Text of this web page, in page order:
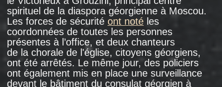
Les médecins ont établi que la mort
de Manana Djabelia était due à une maladie
coronarienne. Son corps a ététransportéen
Géorgie en décembre 2006 par un vol spécial
organisé par le gouvernement géorgien. Les
proches de Manana ont déclaré que le
médecin qui avait pratiqué l’autopsie leur avait
dit que c'était un crime de garder une femme
souffrant de cette maladie cardiaque dans
un centre de détention spécial.